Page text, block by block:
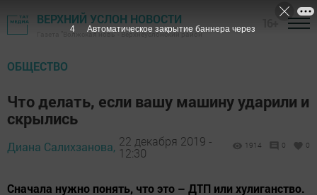
ВЕРХНИЙ УСЛОН НОВОСТИ
Газета "Волжская новь" - Верхнеуслонский район
ОБЩЕСТВО
Что делать, если вашу машину ударили и
скрылись
Диана Салихзанова, 22 декабря 2019 -
12:30
1914 0 0
Сначала нужно понять, что это – ДТП или хулиганство.
3 Автоматическое закрытие баннера через